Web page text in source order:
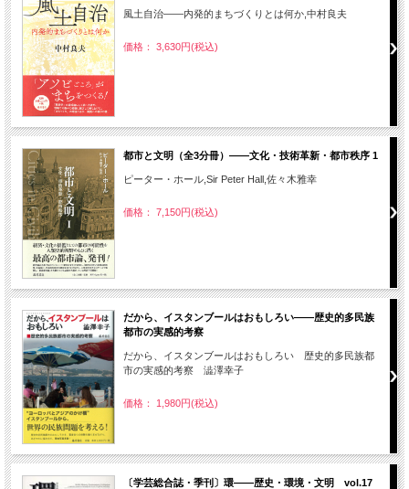
風土自治――内発的まちづくりとは何か,中村良夫
価格： 3,630円(税込)
都市と文明（全3分冊）――文化・技術革新・都市秩序 1
ピーター・ホール,Sir Peter Hall,佐々木雅幸
価格： 7,150円(税込)
だから、イスタンブールはおもしろい――歴史的多民族
都市の実感的考察
だから、イスタンブールはおもしろい 歴史的多民族都
市の実感的考察 澁澤幸子
価格： 1,980円(税込)
〔学芸総合誌・季刊〕環――歴史・環境・文明 vol.17